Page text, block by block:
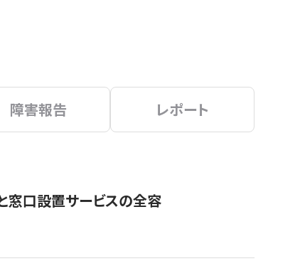
障害報告 レポート
窓口設置サービスの全容